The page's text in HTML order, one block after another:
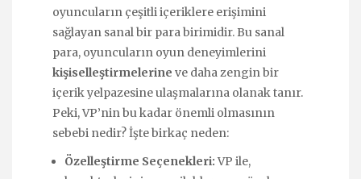
oyuncuların çeşitli içeriklere erişimini
sağlayan sanal bir para birimidir. Bu sanal
para, oyuncuların oyun deneyimlerini
kişiselleştirmelerine ve daha zengin bir
içerik yelpazesine ulaşmalarına olanak tanır.
Peki, VP’nin bu kadar önemli olmasının
sebebi nedir? İşte birkaç neden:
Özelleştirme Seçenekleri:VP ile,